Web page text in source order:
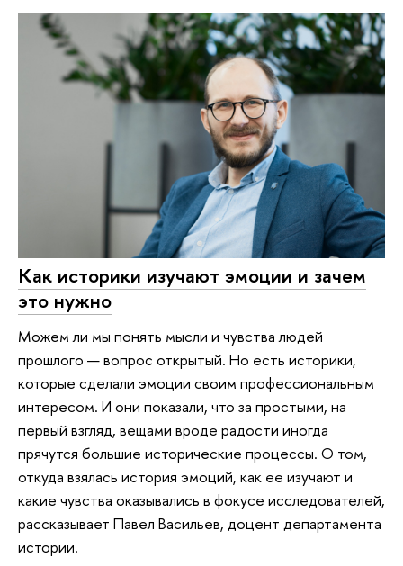
Как историки изучают эмоции и зачем
это нужно
Можем ли мы понять мысли и чувства людей
прошлого — вопрос открытый. Но есть историки,
которые сделали эмоции своим профессиональным
интересом. И они показали, что за простыми, на
первый взгляд, вещами вроде радости иногда
прячутся большие исторические процессы. О том,
откуда взялась история эмоций, как ее изучают и
какие чувства оказывались в фокусе исследователей,
рассказывает Павел Васильев, доцент департамента
истории.